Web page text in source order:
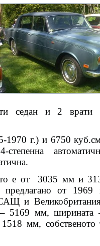
седан и 2 врати
1970 г.) и 6750
е от
3035 мм и
предлагано от
и
– 5169 мм,
1518 мм, собственото